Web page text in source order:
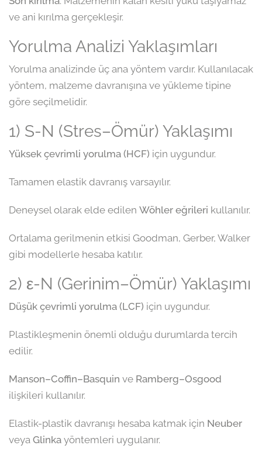
ve ani kırılma gerçekleşir.
Yorulma Analizi Yaklaşımları
Yorulma analizinde üç ana yöntem vardır. Kullanılacak
yöntem, malzeme davranışına ve yükleme tipine
göre seçilmelidir.
1) S-N (Stres–Ömür) Yaklaşımı
Yüksek çevrimli yorulma (HCF) için uygundur.
Tamamen elastik davranış varsayılır.
Deneysel olarak elde edilen Wöhler eğrileri kullanılır.
Ortalama gerilmenin etkisi Goodman, Gerber, Walker
gibi modellerle hesaba katılır.
2) ε-N (Gerinim–Ömür) Yaklaşımı
Düşük çevrimli yorulma (LCF) için uygundur.
Plastikleşmenin önemli olduğu durumlarda tercih
edilir.
Manson–Coffin–Basquin ve Ramberg–Osgood
ilişkileri kullanılır.
Elastik-plastik davranışı hesaba katmak için Neuber
veya Glinka yöntemleri uygulanır.